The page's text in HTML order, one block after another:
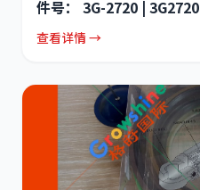
件号： 3G-2720 | 3G2720
查看详情 →